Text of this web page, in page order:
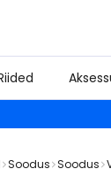
Soodus Soodus